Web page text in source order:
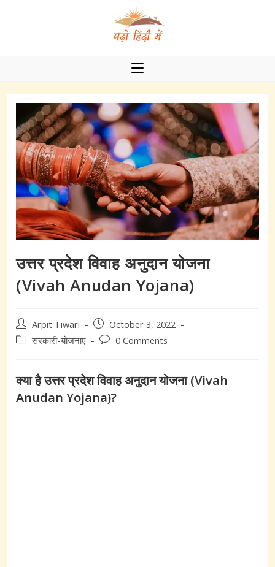
उत्तर प्रदेश विवाह अनुदान योजना
(Vivah Anudan Yojana)
Post
author:
Arpit Tiwari
Post
published:
October 3, 2022
Postसरकारी-योजनाए
Post0 Comments
क्या है उत्तर प्रदेश विवाह अनुदान योजना (Vivah
Anudan Yojana)?